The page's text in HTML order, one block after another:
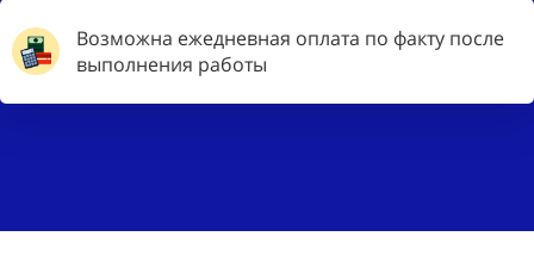
Возможна ежедневная оплата по факту после
выполнения работы